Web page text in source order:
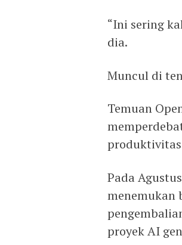
“Ini sering
dia.
Muncul di
Temuan
Pada
menemukan
proyek AI